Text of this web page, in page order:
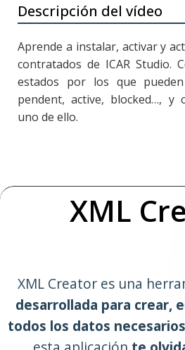
Descripción del vídeo
Aprende a instalar, activar y
contratados de ICAR Studio.
estados por los que
pendent, active, blocked…, y
uno de ello.
XML
XML Creator es una
desarrollada para crear,
todos los datos